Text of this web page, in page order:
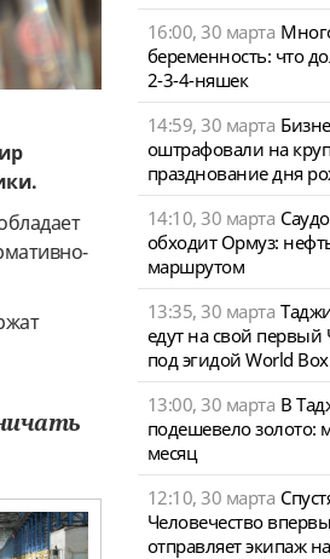
16:00, 30 марта
беременность: что
2-3-4-няшек
14:59, 30 марта
оштрафовали на
празднование дня
14:10, 30 марта
обходит Ормуз:
маршрутом
13:35, 30 марта
едут на свой
под эгидой World
13:00, 30 марта В
подешевело золото:
месяц
12:10, 30 марта
Человечество
отправляет экипаж